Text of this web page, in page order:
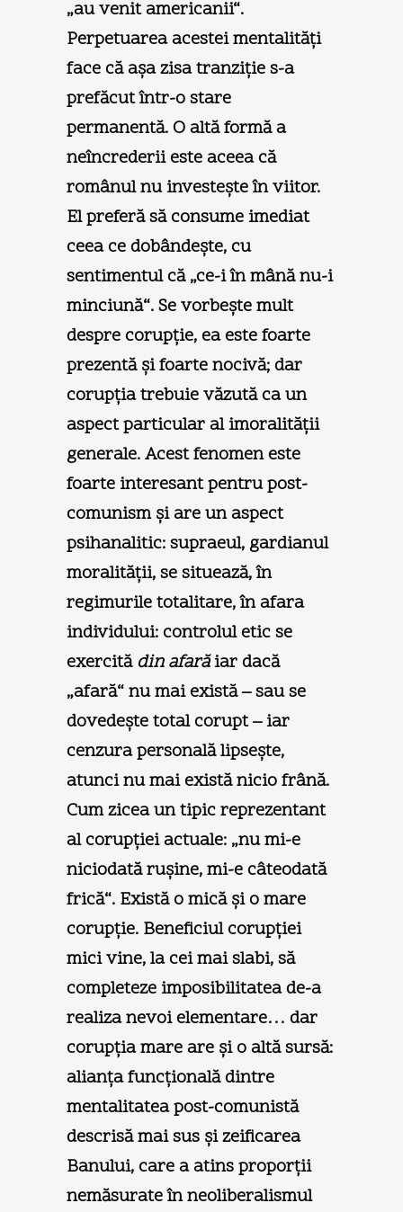
„au venit americanii“.
Perpetuarea acestei mentalităţi
face că aşa zisa tranziţie s-a
prefăcut într-o stare
permanentă. O altă formă a
neîncrederii este aceea că
românul nu investeşte în viitor.
El preferă să consume imediat
ceea ce dobândeşte, cu
sentimentul că „ce-i în mână nu-i
minciună“. Se vorbeşte mult
despre corupţie, ea este foarte
prezentă şi foarte nocivă; dar
corupţia trebuie văzută ca un
aspect particular al imoralităţii
generale. Acest fenomen este
foarte interesant pentru post-
comunism şi are un aspect
psihanalitic: supraeul, gardianul
moralităţii, se situează, în
regimurile totalitare, în afara
individului: controlul etic se
exercitădin afarăiar dacă
„afară“ nu mai există – sau se
dovedeşte total corupt – iar
cenzura personală lipseşte,
atunci nu mai există nicio frână.
Cum zicea un tipic reprezentant
al corupţiei actuale: „nu mi-e
niciodată ruşine, mi-e câteodată
frică“. Există o mică şi o mare
corupţie. Beneficiul corupţiei
mici vine, la cei mai slabi, să
completeze imposibilitatea de-a
realiza nevoi elementare… dar
corupţia mare are şi o altă sursă:
alianţa funcţională dintre
mentalitatea post-comunistă
descrisă mai sus şi zeificarea
Banului, care a atins proporţii
nemăsurate în neoliberalismul